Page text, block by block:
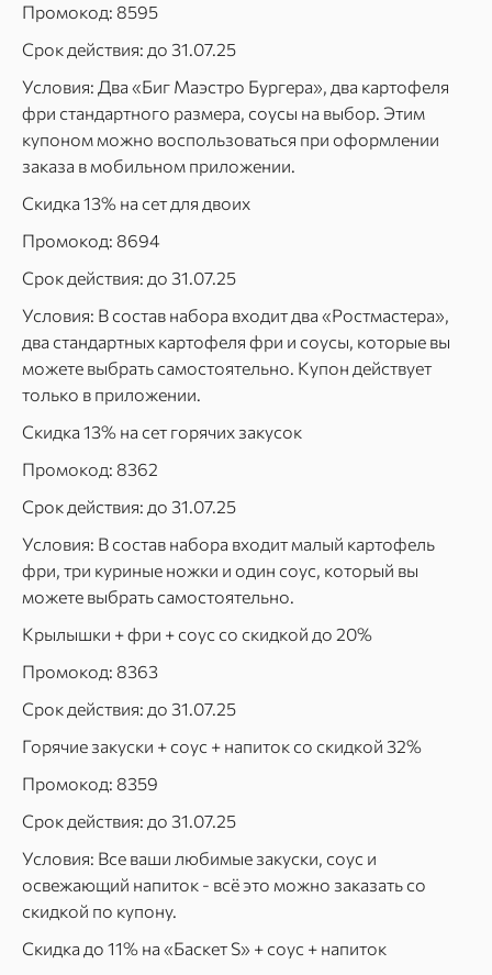
Промокод: 8595
Срок действия: до 31.07.25
Условия: Два «Биг Маэстро Бургера», два картофеля
фри стандартного размера, соусы на выбор. Этим
купоном можно воспользоваться при оформлении
заказа в мобильном приложении.
Скидка 13% на сет для двоих
Промокод: 8694
Срок действия: до 31.07.25
Условия: В состав набора входит два «Ростмастера»,
два стандартных картофеля фри и соусы, которые вы
можете выбрать самостоятельно. Купон действует
только в приложении.
Скидка 13% на сет горячих закусок
Промокод: 8362
Срок действия: до 31.07.25
Условия: В состав набора входит малый картофель
фри, три куриные ножки и один соус, который вы
можете выбрать самостоятельно.
Крылышки + фри + соус со скидкой до 20%
Промокод: 8363
Срок действия: до 31.07.25
Горячие закуски + соус + напиток со скидкой 32%
Промокод: 8359
Срок действия: до 31.07.25
Условия: Все ваши любимые закуски, соус и
освежающий напиток - всё это можно заказать со
скидкой по купону.
Скидка до 11% на «Баскет S» + соус + напиток